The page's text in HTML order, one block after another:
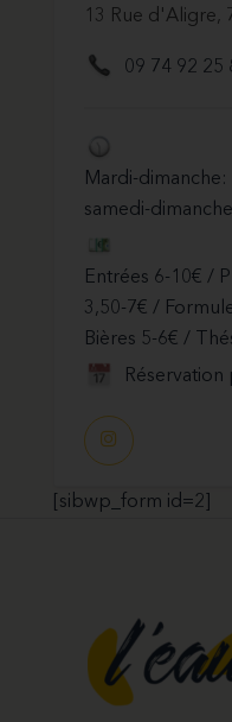
13 Rue d'Aligre,
09 74 92 25
Mardi-
samedi-
Entrées 6-10€ /
3,50-7€ /
Bières 5-6€ /
Réservation
[sibwp_form id=2]